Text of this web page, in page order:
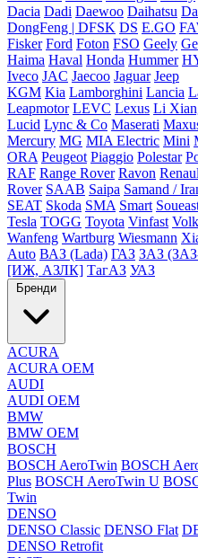
Dacia Dadi Daewoo Daihatsu
DongFeng | DFSK DS E.GO
Fisker Ford Foton FSO Geely
Haima Haval Honda Hummer
Iveco JAC Jaecoo Jaguar Jeep
KGM Kia Lamborghini Lancia
Leapmotor LEVC Lexus Li
Lucid Lync & Co Maserati
Mercury MG MIA Electric Mini
ORA Peugeot Piaggio Polestar
RAF Range Rover Ravon
Rover SAAB Saipa Samand /
SEAT Skoda SMA Smart
Tesla TOGG Toyota Vinfast
Wanfeng Wartburg Wiesmann
Auto ВАЗ (Lada) ГАЗ ЗАЗ
[ИЖ, АЗЛК] ТагАЗ УАЗ
Бренди
ACURA
ACURA OEM
AUDI
AUDI OEM
BMW
BMW OEM
BOSCH
BOSCH AeroTwin BOSCH
Plus BOSCH AeroTwin U
Twin
DENSO
DENSO Classic DENSO Flat
DENSO Retrofit